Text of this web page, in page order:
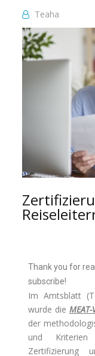
Teaha
Thank you for
subscribe!
Im Amtsblatt
wurde die
der
und
Zertifizierung